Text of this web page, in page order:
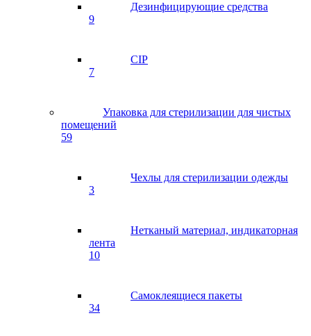
Дезинфицирующие средства
9
CIP
7
Упаковка для стерилизации для чистых
помещений
59
Чехлы для стерилизации одежды
3
Нетканый материал, индикаторная
лента
10
Самоклеящиеся пакеты
34